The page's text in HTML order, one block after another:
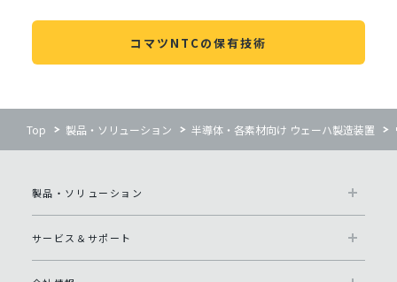
コマツNTCの保有技術
Top 製品・ソリューション 半導体・各素材向け ウェーハ製造装置
製品・ソリューション
サービス＆サポート